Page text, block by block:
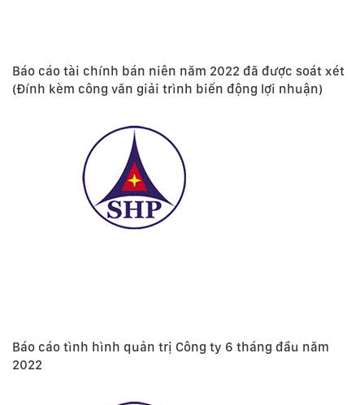
Báo cáo tài chính bán niên năm 2022 đã được soát xét
(Đính kèm công văn giải trình biến động lợi nhuận)
Báo cáo tình hình quản trị Công ty 6 tháng đầu năm
2022